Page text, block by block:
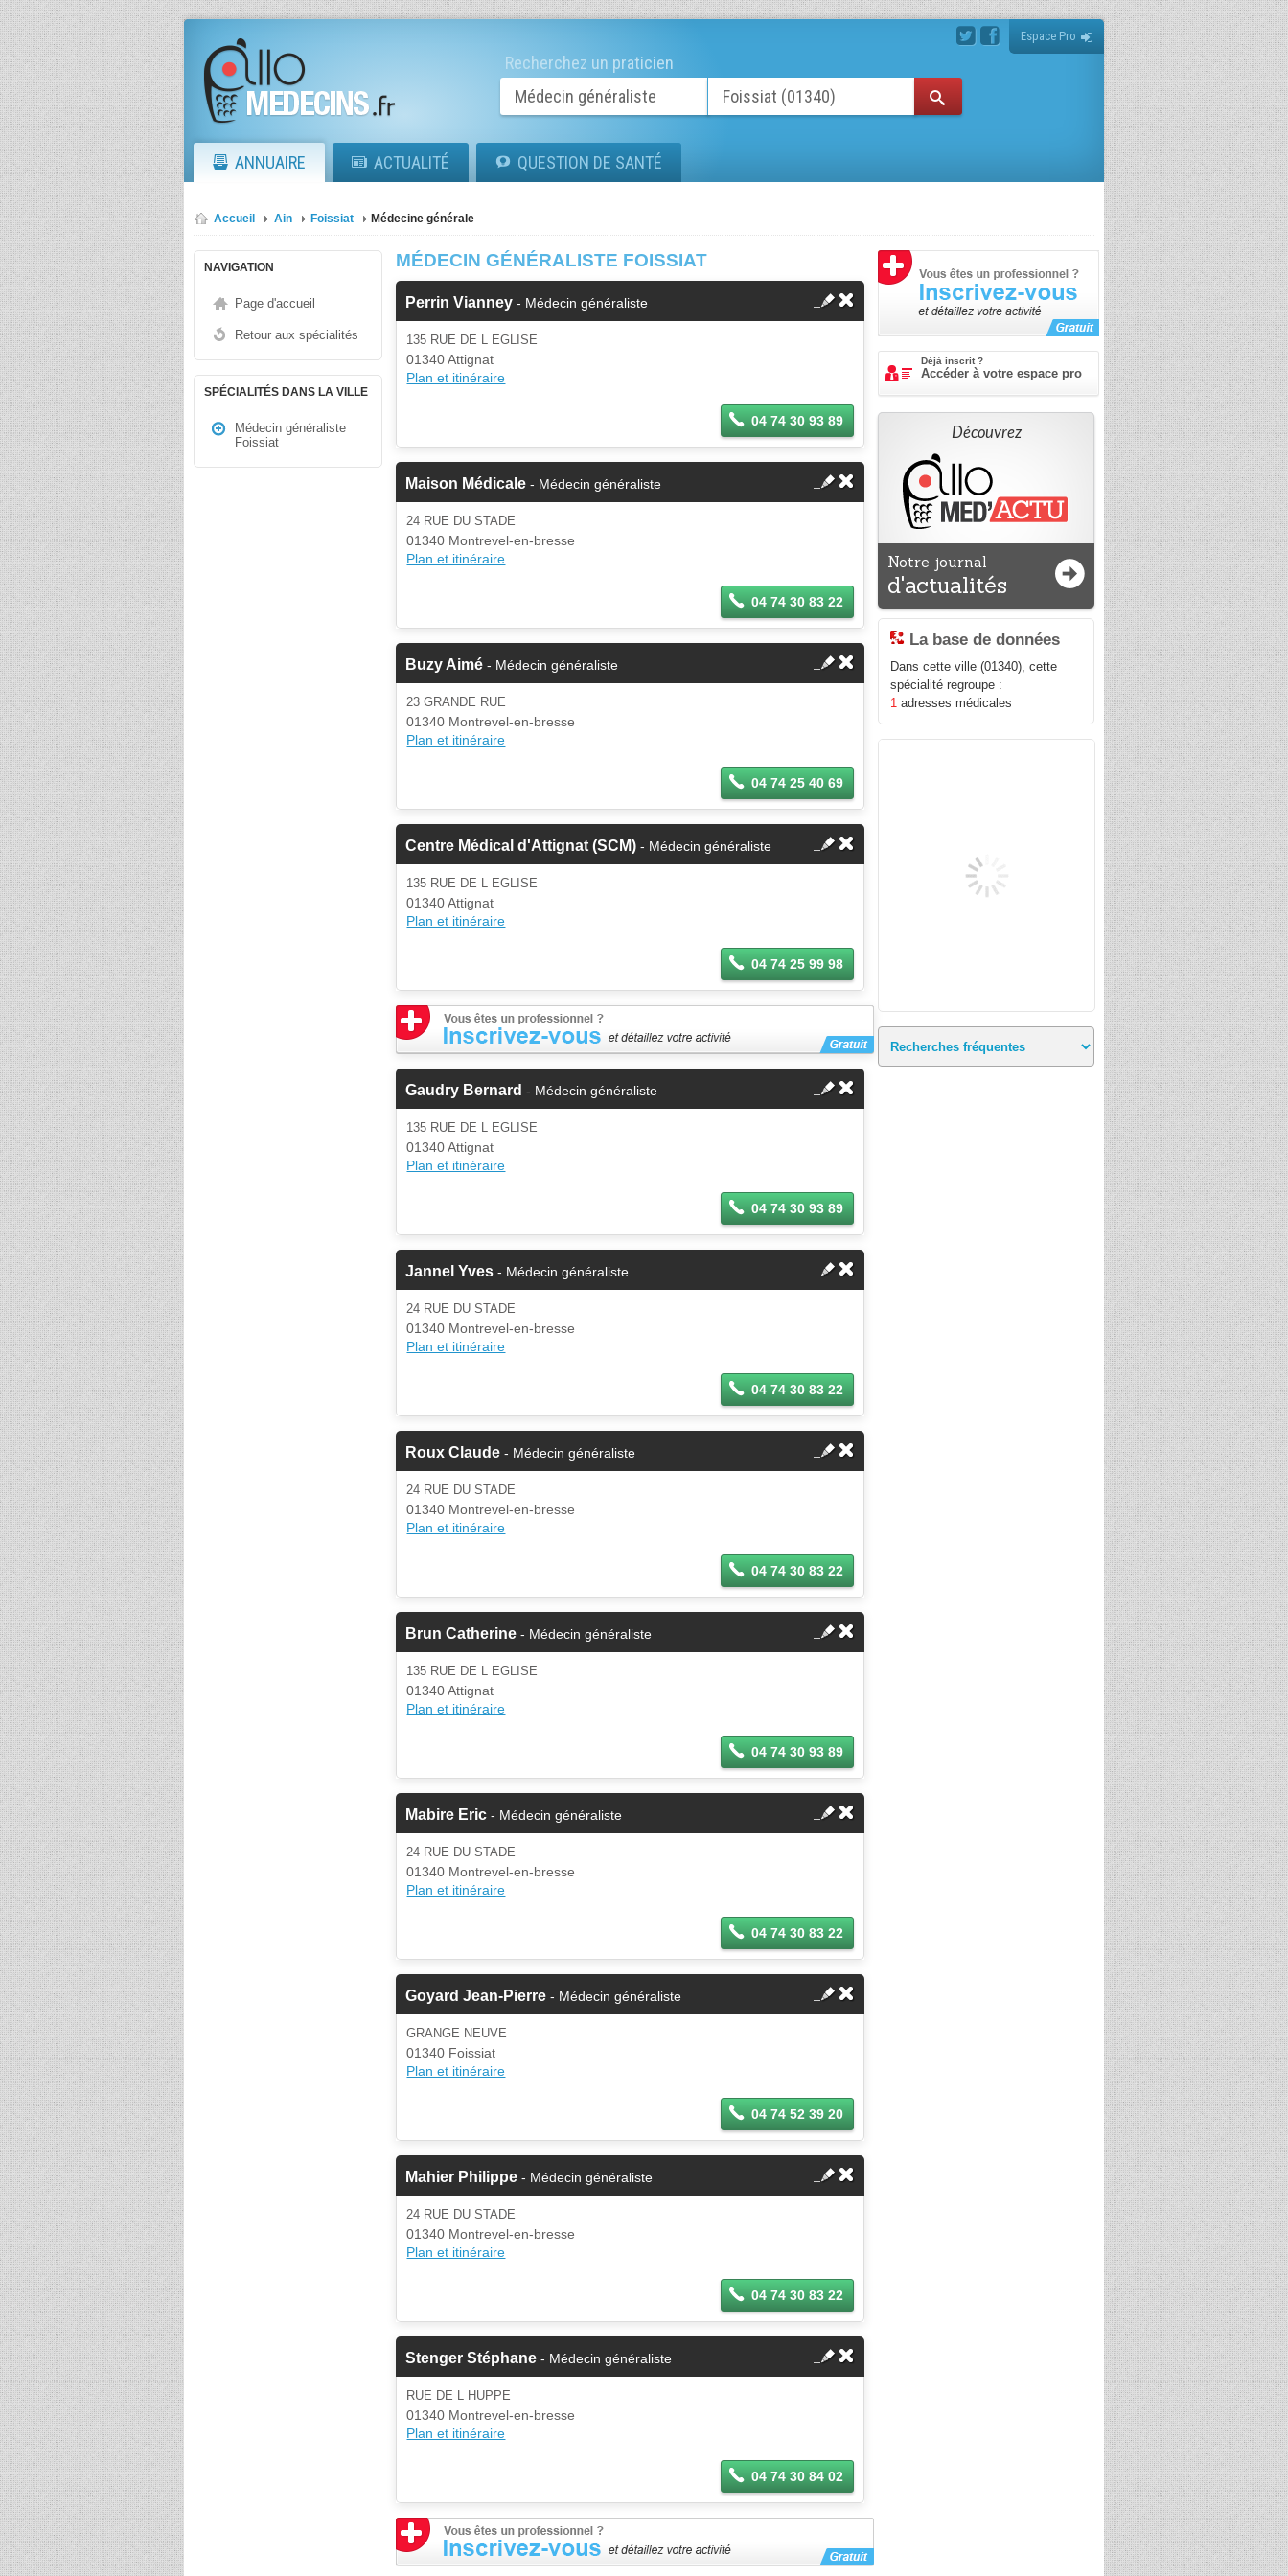
Espace Pro
Recherchez un praticien
ANNUAIRE ACTUALITÉ QUESTION DE SANTÉ
Accueil Ain Foissiat Médecine générale
NAVIGATION
Page d'accueil
Retour aux spécialités
SPÉCIALITÉS DANS LA VILLE
Médecin généraliste
Foissiat
MÉDECIN GÉNÉRALISTE FOISSIAT
Perrin Vianney - Médecin généraliste
135 RUE DE L EGLISE
01340 Attignat
Plan et itinéraire
04 74 30 93 89
Maison Médicale - Médecin généraliste
24 RUE DU STADE
01340 Montrevel-en-bresse
Plan et itinéraire
04 74 30 83 22
Buzy Aimé - Médecin généraliste
23 GRANDE RUE
01340 Montrevel-en-bresse
Plan et itinéraire
04 74 25 40 69
Centre Médical d'Attignat (SCM) - Médecin généraliste
135 RUE DE L EGLISE
01340 Attignat
Plan et itinéraire
04 74 25 99 98
Gaudry Bernard - Médecin généraliste
135 RUE DE L EGLISE
01340 Attignat
Plan et itinéraire
04 74 30 93 89
Jannel Yves - Médecin généraliste
24 RUE DU STADE
01340 Montrevel-en-bresse
Plan et itinéraire
04 74 30 83 22
Roux Claude - Médecin généraliste
24 RUE DU STADE
01340 Montrevel-en-bresse
Plan et itinéraire
04 74 30 83 22
Brun Catherine - Médecin généraliste
135 RUE DE L EGLISE
01340 Attignat
Plan et itinéraire
04 74 30 93 89
Mabire Eric - Médecin généraliste
24 RUE DU STADE
01340 Montrevel-en-bresse
Plan et itinéraire
04 74 30 83 22
Goyard Jean-Pierre - Médecin généraliste
GRANGE NEUVE
01340 Foissiat
Plan et itinéraire
04 74 52 39 20
Mahier Philippe - Médecin généraliste
24 RUE DU STADE
01340 Montrevel-en-bresse
Plan et itinéraire
04 74 30 83 22
Stenger Stéphane - Médecin généraliste
RUE DE L HUPPE
01340 Montrevel-en-bresse
Plan et itinéraire
04 74 30 84 02
Déjà inscrit ?
Accéder à votre espace pro
Découvrez
Notre journal
d'actualités
La base de données
Dans cette ville (01340), cette
spécialité regroupe :
1 adresses médicales